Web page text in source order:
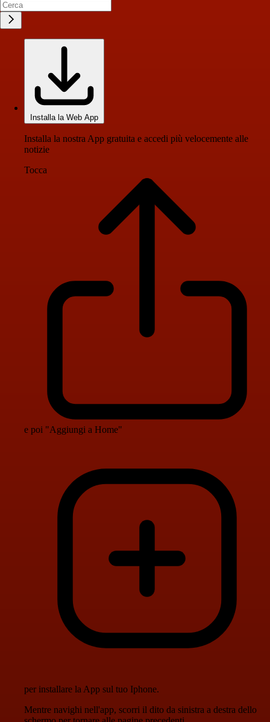
Installa la Web App
Installa la nostra App gratuita e accedi più velocemente alle
notizie
Tocca
e poi "Aggiungi a Home"
per installare la App sul tuo Iphone.
Mentre navighi nell'app, scorri il dito da sinistra a destra dello